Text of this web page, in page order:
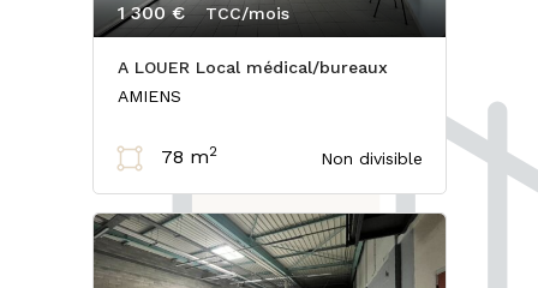
A LOUER Local médical/bureaux
Non divisible
1 300 € TCC/mois
AMIENS
78 m2